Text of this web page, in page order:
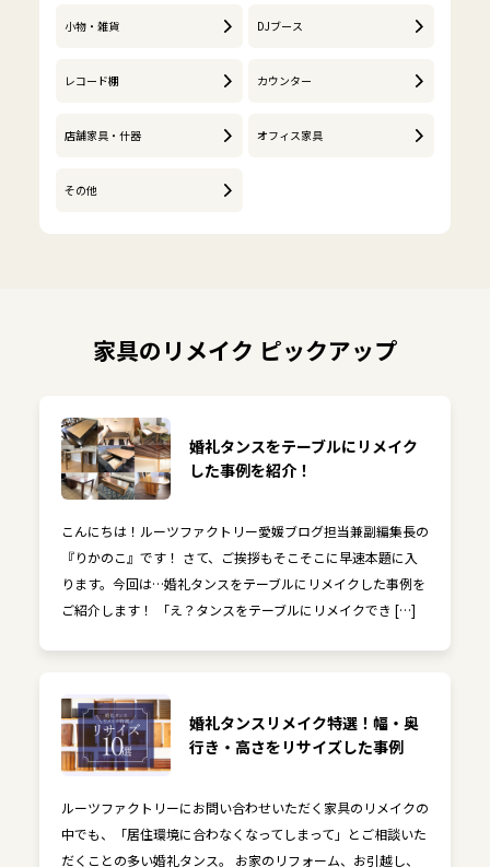
小物・雑貨 DJブース
レコード棚 カウンター
店舗家具・什器 オフィス家具
その他
家具のリメイク ピックアップ
婚礼タンスをテーブルにリメイク
した事例を紹介！
こんにちは！ルーツファクトリー愛媛ブログ担当兼副編集長の
『りかのこ』です！ さて、ご挨拶もそこそこに早速本題に入
ります。今回は…婚礼タンスをテーブルにリメイクした事例を
ご紹介します！ 「え？タンスをテーブルにリメイクでき […]
婚礼タンスリメイク特選！幅・奥
行き・高さをリサイズした事例
ルーツファクトリーにお問い合わせいただく家具のリメイクの
中でも、「居住環境に合わなくなってしまって」とご相談いた
だくことの多い婚礼タンス。 お家のリフォーム、お引越し、